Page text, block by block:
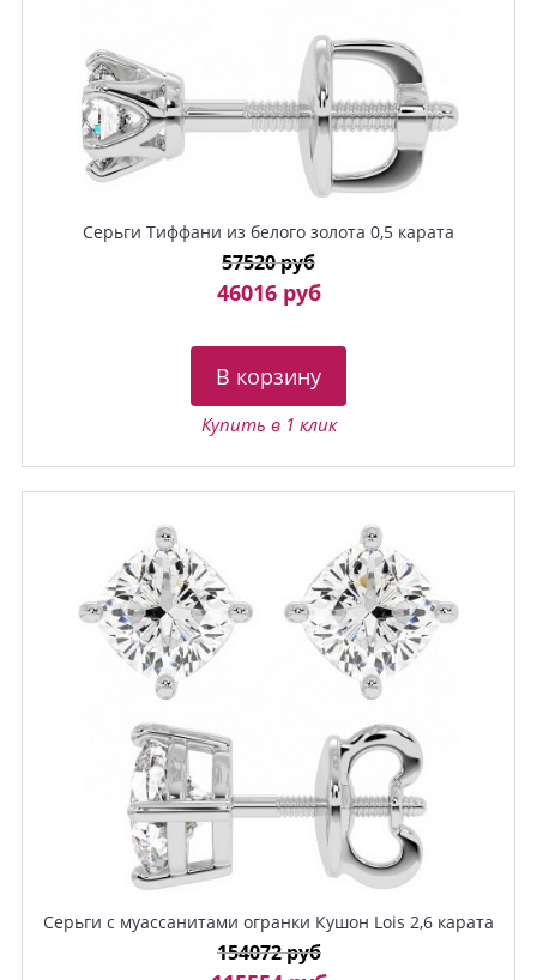
Серьги Тиффани из белого золота 0,5 карата
57520 руб
46016 руб
В корзину
Купить в 1 клик
Серьги c муассанитами огранки Кушон Lois 2,6 карата
154072 руб